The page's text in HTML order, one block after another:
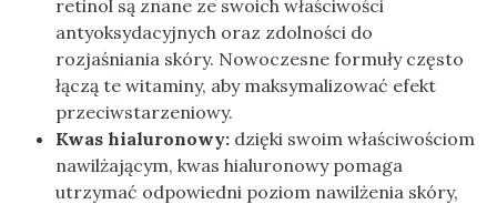
retinol są znane ze swoich właściwości
antyoksydacyjnych oraz zdolności do
rozjaśniania skóry. Nowoczesne formuły często
łączą te witaminy, aby maksymalizować efekt
przeciwstarzeniowy.
Kwas hialuronowy:dzięki swoim właściwościom
nawilżającym, kwas hialuronowy pomaga
utrzymać odpowiedni poziom nawilżenia skóry,